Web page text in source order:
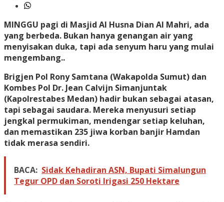
MINGGU pagi di Masjid Al Husna Dian Al Mahri, ada
yang berbeda. Bukan hanya genangan air yang
menyisakan duka, tapi ada senyum haru yang mulai
mengembang..
Brigjen Pol Rony Samtana (Wakapolda Sumut) dan
Kombes Pol Dr. Jean Calvijn Simanjuntak
(Kapolrestabes Medan) hadir bukan sebagai atasan,
tapi sebagai saudara. Mereka menyusuri setiap
jengkal permukiman, mendengar setiap keluhan,
dan memastikan 235 jiwa korban banjir Hamdan
tidak merasa sendiri.
BACA: Sidak Kehadiran ASN, Bupati Simalungun
Tegur OPD dan Soroti Irigasi 250 Hektare